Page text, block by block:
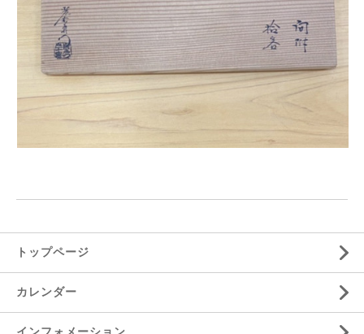
トップページ
カレンダー
インフォメーション